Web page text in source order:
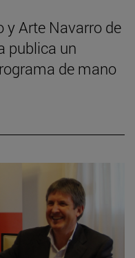
y Arte Navarro de
publica un
de mano